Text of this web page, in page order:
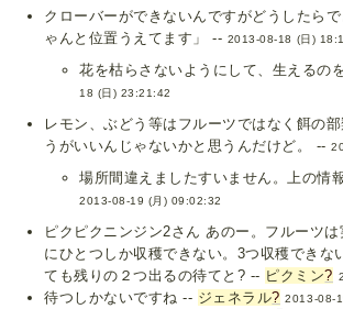
クローバーができないんですがどうしたら
ゃんと位置うえてます」 -- 2013-08-18 (日)
花を枯らさないようにして、生えるの
18 (日) 23:21:42
レモン、ぶどう等はフルーツではなく餌の
うがいいんじゃないかと思うんだけど。 --
場所間違えましたすいません。上の情
2013-08-19 (月) 09:02:32
ピクピクニンジン2さん あのー。フルーツ
にひとつしか収穫できない。3つ収穫できな
ても残りの２つ出るの待てと? -- ピクミン?
待つしかないですね -- ジェネラル? 2013-08-